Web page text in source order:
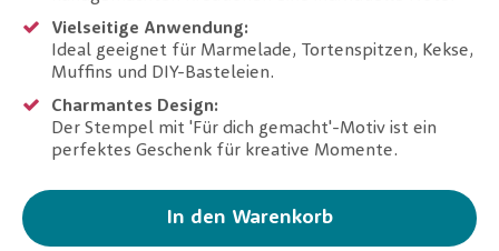
Vielseitige Anwendung:
Ideal geeignet für Marmelade, Tortenspitzen, Kekse,
Muffins und DIY-Basteleien.
Charmantes Design:
Der Stempel mit 'Für dich gemacht'-Motiv ist ein
perfektes Geschenk für kreative Momente.
In den Warenkorb